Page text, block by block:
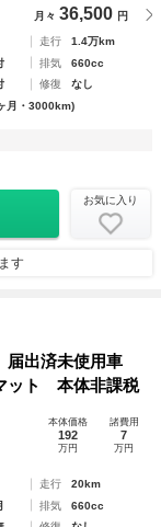
月々 36,500 円
走行
1.4万km
排気
660cc
修復
なし
月・3000km)
お気に入り
す
出済未使用車
ット 本体非課税
本体価格
192
万円
諸費用
7
万円
走行
20km
排気
660cc